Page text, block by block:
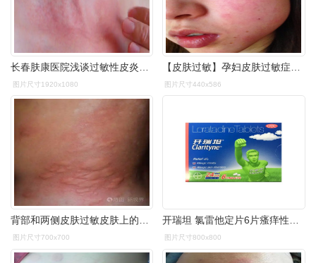
图片尺寸1920x1080 图片尺寸440x586
背部和两侧皮肤过敏皮肤上的过敏反应表现为肿胀和发红
图片尺寸700x700
开瑞坦 氯雷他定片6片瘙痒性皮肤病及其过敏性皮肤病的症状及体征
图片尺寸800x800